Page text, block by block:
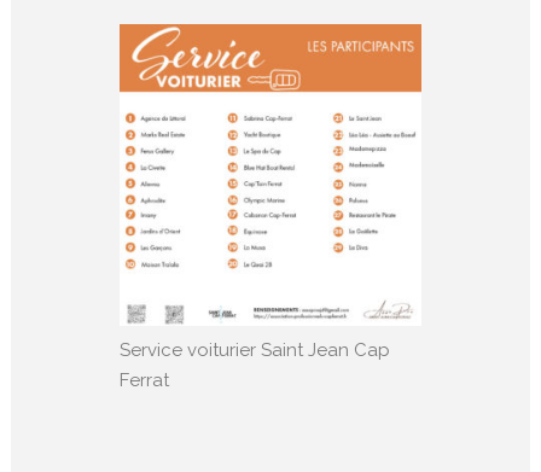
Service voiturier Saint Jean Cap
Ferrat